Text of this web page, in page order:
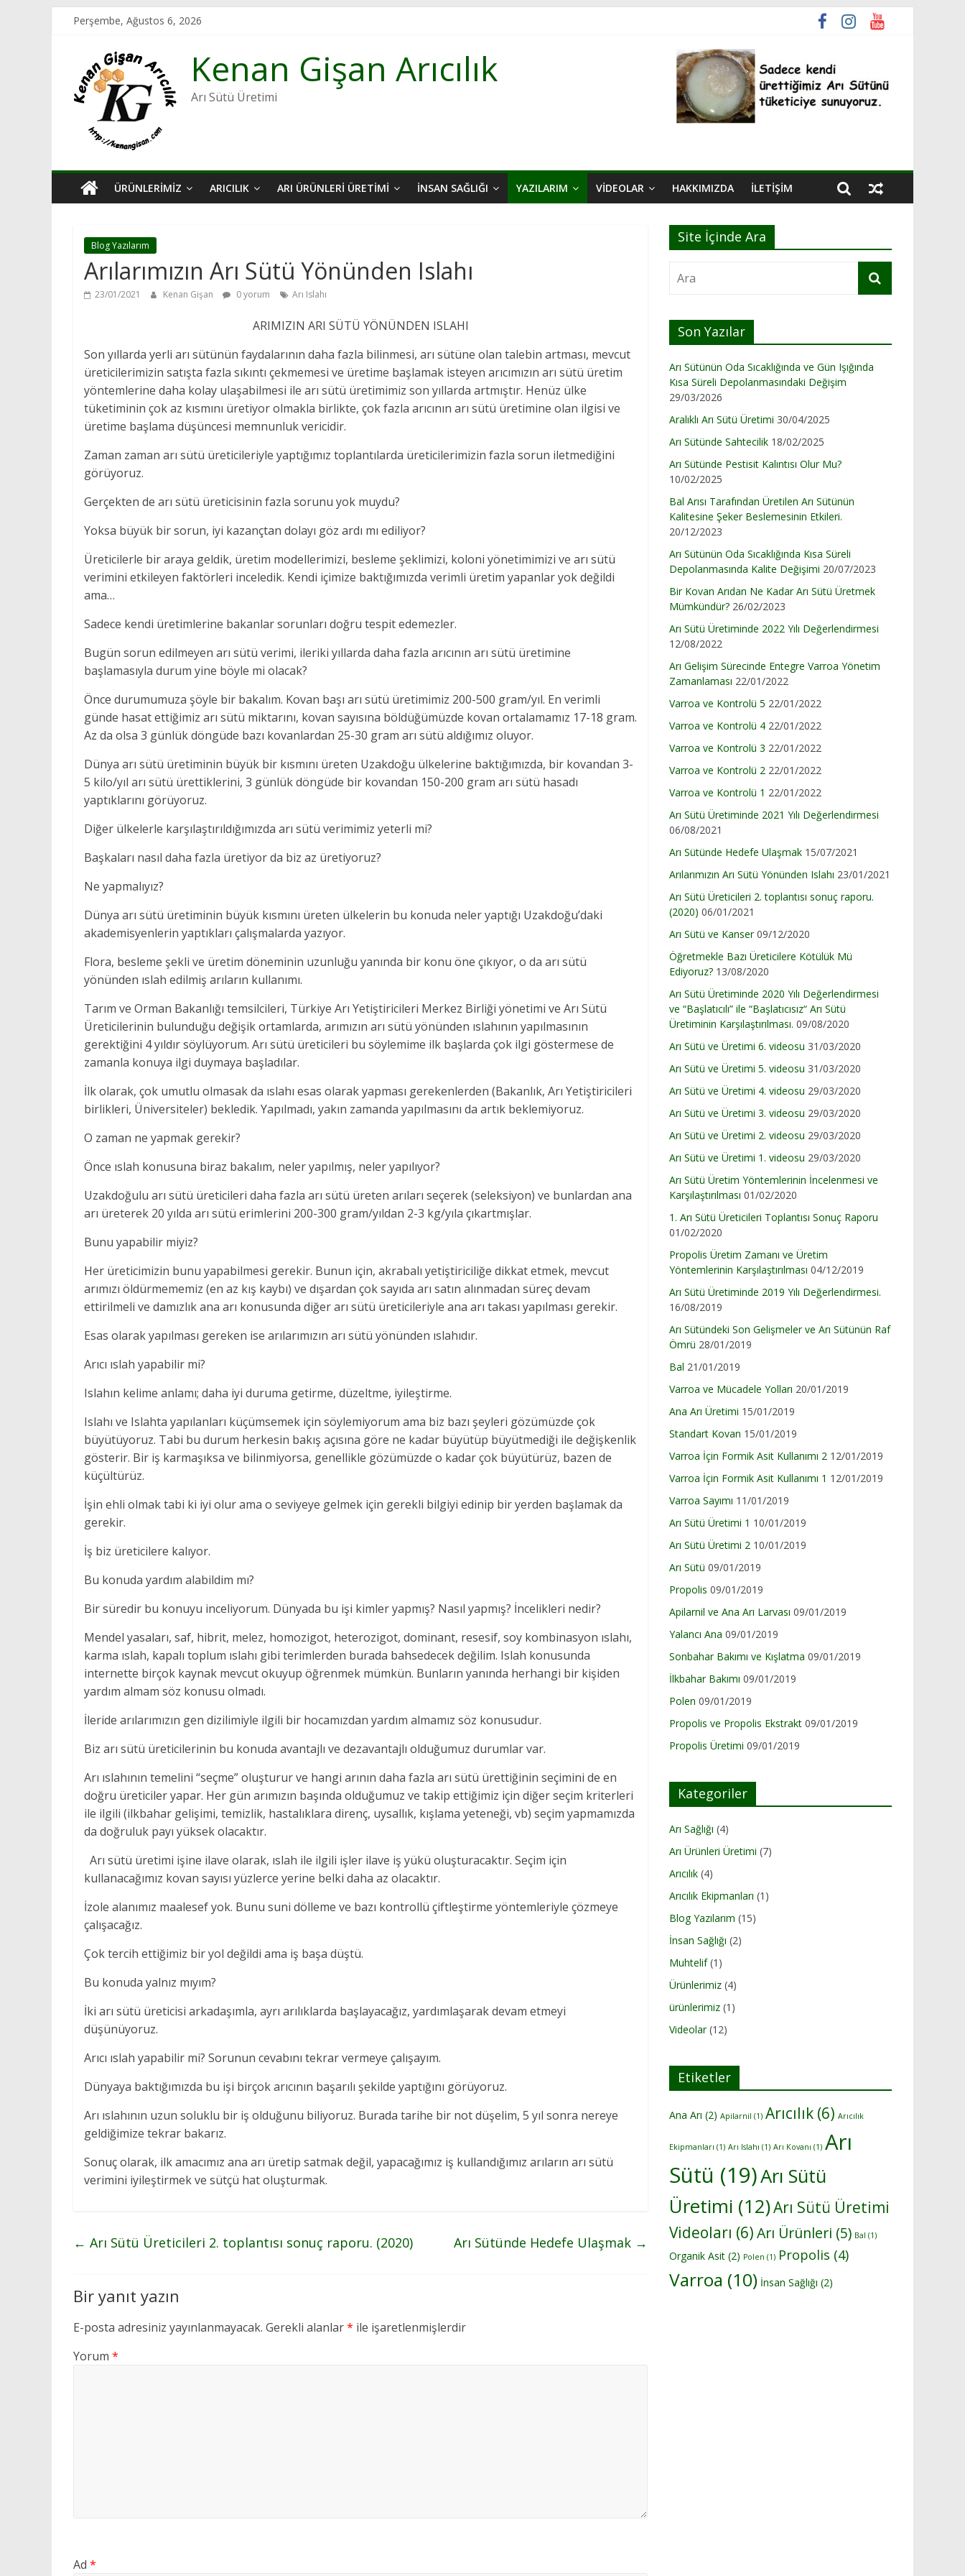
Perşembe, Ağustos 6, 2026
Kenan Gişan Arıcılık
Arı Sütü Üretimi
ÜRÜNLERIMIZ ARICILIK ARI ÜRÜNLERI ÜRETIMI İNSAN SAĞLIĞI YAZILARIM VIDEOLAR HAKKIMIZDA İLETIŞIM
Blog Yazılarım
Arılarımızın Arı Sütü Yönünden Islahı
23/01/2021 Kenan Gişan 0 yorum Arı Islahı
ARIMIZIN ARI SÜTÜ YÖNÜNDEN ISLAHI
Son yıllarda yerli arı sütünün faydalarının daha fazla bilinmesi, arı sütüne olan talebin artması, mevcut
üreticilerimizin satışta fazla sıkıntı çekmemesi ve üretime başlamak isteyen arıcımızın arı sütü üretim
yöntemlerine daha kolay ulaşabilmesi ile arı sütü üretimimiz son yıllarda artmıştır. Henüz ülke
tüketiminin çok az kısmını üretiyor olmakla birlikte, çok fazla arıcının arı sütü üretimine olan ilgisi ve
üretime başlama düşüncesi memnunluk vericidir.
Zaman zaman arı sütü üreticileriyle yaptığımız toplantılarda üreticilerimizin fazla sorun iletmediğini
görüyoruz.
Gerçekten de arı sütü üreticisinin fazla sorunu yok muydu?
Yoksa büyük bir sorun, iyi kazançtan dolayı göz ardı mı ediliyor?
Üreticilerle bir araya geldik, üretim modellerimizi, besleme şeklimizi, koloni yönetimimizi ve arı sütü
verimini etkileyen faktörleri inceledik. Kendi içimize baktığımızda verimli üretim yapanlar yok değildi
ama…
Sadece kendi üretimlerine bakanlar sorunları doğru tespit edemezler.
Bugün sorun edilmeyen arı sütü verimi, ileriki yıllarda daha fazla arıcının arı sütü üretimine
başlamasıyla durum yine böyle mi olacak?
Önce durumumuza şöyle bir bakalım. Kovan başı arı sütü üretimimiz 200-500 gram/yıl. En verimli
günde hasat ettiğimiz arı sütü miktarını, kovan sayısına böldüğümüzde kovan ortalamamız 17-18 gram.
Az da olsa 3 günlük döngüde bazı kovanlardan 25-30 gram arı sütü aldığımız oluyor.
Dünya arı sütü üretiminin büyük bir kısmını üreten Uzakdoğu ülkelerine baktığımızda, bir kovandan 3-
5 kilo/yıl arı sütü ürettiklerini, 3 günlük döngüde bir kovandan 150-200 gram arı sütü hasadı
yaptıklarını görüyoruz.
Diğer ülkelerle karşılaştırıldığımızda arı sütü verimimiz yeterli mi?
Başkaları nasıl daha fazla üretiyor da biz az üretiyoruz?
Ne yapmalıyız?
Dünya arı sütü üretiminin büyük kısmını üreten ülkelerin bu konuda neler yaptığı Uzakdoğu’daki
akademisyenlerin yaptıkları çalışmalarda yazıyor.
Flora, besleme şekli ve üretim döneminin uzunluğu yanında bir konu öne çıkıyor, o da arı sütü
yönünden ıslah edilmiş arıların kullanımı.
Tarım ve Orman Bakanlığı temsilcileri, Türkiye Arı Yetiştiricileri Merkez Birliği yönetimi ve Arı Sütü
Üreticilerinin bulunduğu değişik ortamlarda, arımızın arı sütü yönünden ıslahının yapılmasının
gerektiğini 4 yıldır söylüyorum. Arı sütü üreticileri bu söylemime ilk başlarda çok ilgi göstermese de
zamanla konuya ilgi duymaya başladılar.
İlk olarak, çok umutlu olmasak da ıslahı esas olarak yapması gerekenlerden (Bakanlık, Arı Yetiştiricileri
birlikleri, Üniversiteler) bekledik. Yapılmadı, yakın zamanda yapılmasını da artık beklemiyoruz.
O zaman ne yapmak gerekir?
Önce ıslah konusuna biraz bakalım, neler yapılmış, neler yapılıyor?
Uzakdoğulu arı sütü üreticileri daha fazla arı sütü üreten arıları seçerek (seleksiyon) ve bunlardan ana
arı üreterek 20 yılda arı sütü erimlerini 200-300 gram/yıldan 2-3 kg/yıla çıkartmışlar.
Bunu yapabilir miyiz?
Her üreticimizin bunu yapabilmesi gerekir. Bunun için, akrabalı yetiştiriciliğe dikkat etmek, mevcut
arımızı öldürmememiz (en az kış kaybı) ve dışardan çok sayıda arı satın alınmadan süreç devam
ettirilmeli ve damızlık ana arı konusunda diğer arı sütü üreticileriyle ana arı takası yapılması gerekir.
Esas olarak yapılması gereken ise arılarımızın arı sütü yönünden ıslahıdır.
Arıcı ıslah yapabilir mi?
Islahın kelime anlamı; daha iyi duruma getirme, düzeltme, iyileştirme.
Islahı ve Islahta yapılanları küçümsemek için söylemiyorum ama biz bazı şeyleri gözümüzde çok
büyütüyoruz. Tabi bu durum herkesin bakış açısına göre ne kadar büyütüp büyütmediği ile değişkenlik
gösterir. Bir iş karmaşıksa ve bilinmiyorsa, genellikle gözümüzde o kadar çok büyütürüz, bazen de
küçültürüz.
İşin ehli olmak tabi ki iyi olur ama o seviyeye gelmek için gerekli bilgiyi edinip bir yerden başlamak da
gerekir.
İş biz üreticilere kalıyor.
Bu konuda yardım alabildim mı?
Bir süredir bu konuyu inceliyorum. Dünyada bu işi kimler yapmış? Nasıl yapmış? İncelikleri nedir?
Mendel yasaları, saf, hibrit, melez, homozigot, heterozigot, dominant, resesif, soy kombinasyon ıslahı,
karma ıslah, kapalı toplum ıslahı gibi terimlerden burada bahsedecek değilim. Islah konusunda
internette birçok kaynak mevcut okuyup öğrenmek mümkün. Bunların yanında herhangi bir kişiden
yardım almam söz konusu olmadı.
İleride arılarımızın gen dizilimiyle ilgili bir hocamızdan yardım almamız söz konusudur.
Biz arı sütü üreticilerinin bu konuda avantajlı ve dezavantajlı olduğumuz durumlar var.
Arı ıslahının temelini “seçme” oluşturur ve hangi arının daha fazla arı sütü ürettiğinin seçimini de en
doğru üreticiler yapar. Her gün arımızın başında olduğumuz ve takip ettiğimiz için diğer seçim kriterleri
ile ilgili (ilkbahar gelişimi, temizlik, hastalıklara direnç, uysallık, kışlama yeteneği, vb) seçim yapmamızda
da doğruluk payı yüksek olacaktır.
Arı sütü üretimi işine ilave olarak, ıslah ile ilgili işler ilave iş yükü oluşturacaktır. Seçim için
kullanacağımız kovan sayısı yüzlerce yerine belki daha az olacaktır.
İzole alanımız maalesef yok. Bunu suni dölleme ve bazı kontrollü çiftleştirme yöntemleriyle çözmeye
çalışacağız.
Çok tercih ettiğimiz bir yol değildi ama iş başa düştü.
Bu konuda yalnız mıyım?
İki arı sütü üreticisi arkadaşımla, ayrı arılıklarda başlayacağız, yardımlaşarak devam etmeyi
düşünüyoruz.
Arıcı ıslah yapabilir mi? Sorunun cevabını tekrar vermeye çalışayım.
Dünyaya baktığımızda bu işi birçok arıcının başarılı şekilde yaptığını görüyoruz.
Arı ıslahının uzun soluklu bir iş olduğunu biliyoruz. Burada tarihe bir not düşelim, 5 yıl sonra nereye
geldiğimize tekrar bakarız.
Sonuç olarak, ilk amacımız ana arı üretip satmak değil, yapacağımız iş kullandığımız arıların arı sütü
verimini iyileştirmek ve sütçü hat oluşturmak.
← Arı Sütü Üreticileri 2. toplantısı sonuç raporu. (2020) Arı Sütünde Hedefe Ulaşmak →
Bir yanıt yazın
E-posta adresiniz yayınlanmayacak. Gerekli alanlar* ile işaretlenmişlerdir
Yorum *
Ad *
Site İçinde Ara
Son Yazılar
Arı Sütünün Oda Sıcaklığında ve Gün Işığında
Kısa Süreli Depolanmasındaki Değişim
29/03/2026
Aralıklı Arı Sütü Üretimi 30/04/2025
Arı Sütünde Sahtecilik 18/02/2025
Arı Sütünde Pestisit Kalıntısı Olur Mu?
10/02/2025
Bal Arısı Tarafından Üretilen Arı Sütünün
Kalitesine Şeker Beslemesinin Etkileri.
20/12/2023
Arı Sütünün Oda Sıcaklığında Kısa Süreli
Depolanmasında Kalite Değişimi 20/07/2023
Bir Kovan Arıdan Ne Kadar Arı Sütü Üretmek
Mümkündür? 26/02/2023
Arı Sütü Üretiminde 2022 Yılı Değerlendirmesi
12/08/2022
Arı Gelişim Sürecinde Entegre Varroa Yönetim
Zamanlaması 22/01/2022
Varroa ve Kontrolü 5 22/01/2022
Varroa ve Kontrolü 4 22/01/2022
Varroa ve Kontrolü 3 22/01/2022
Varroa ve Kontrolü 2 22/01/2022
Varroa ve Kontrolü 1 22/01/2022
Arı Sütü Üretiminde 2021 Yılı Değerlendirmesi
06/08/2021
Arı Sütünde Hedefe Ulaşmak 15/07/2021
Arılarımızın Arı Sütü Yönünden Islahı 23/01/2021
Arı Sütü Üreticileri 2. toplantısı sonuç raporu.
(2020) 06/01/2021
Arı Sütü ve Kanser 09/12/2020
Öğretmekle Bazı Üreticilere Kötülük Mü
Ediyoruz? 13/08/2020
Arı Sütü Üretiminde 2020 Yılı Değerlendirmesi
ve “Başlatıcılı” ile “Başlatıcısız“ Arı Sütü
Üretiminin Karşılaştırılması. 09/08/2020
Arı Sütü ve Üretimi 6. videosu 31/03/2020
Arı Sütü ve Üretimi 5. videosu 31/03/2020
Arı Sütü ve Üretimi 4. videosu 29/03/2020
Arı Sütü ve Üretimi 3. videosu 29/03/2020
Arı Sütü ve Üretimi 2. videosu 29/03/2020
Arı Sütü ve Üretimi 1. videosu 29/03/2020
Arı Sütü Üretim Yöntemlerinin İncelenmesi ve
Karşılaştırılması 01/02/2020
1. Arı Sütü Üreticileri Toplantısı Sonuç Raporu
01/02/2020
Propolis Üretim Zamanı ve Üretim
Yöntemlerinin Karşılaştırılması 04/12/2019
Arı Sütü Üretiminde 2019 Yılı Değerlendirmesi.
16/08/2019
Arı Sütündeki Son Gelişmeler ve Arı Sütünün Raf
Ömrü 28/01/2019
Bal 21/01/2019
Varroa ve Mücadele Yolları 20/01/2019
Ana Arı Üretimi 15/01/2019
Standart Kovan 15/01/2019
Varroa İçin Formik Asit Kullanımı 2 12/01/2019
Varroa İçin Formik Asit Kullanımı 1 12/01/2019
Varroa Sayımı 11/01/2019
Arı Sütü Üretimi 1 10/01/2019
Arı Sütü Üretimi 2 10/01/2019
Arı Sütü 09/01/2019
Propolis 09/01/2019
Apilarnil ve Ana Arı Larvası 09/01/2019
Yalancı Ana 09/01/2019
Sonbahar Bakımı ve Kışlatma 09/01/2019
İlkbahar Bakımı 09/01/2019
Polen 09/01/2019
Propolis ve Propolis Ekstrakt 09/01/2019
Propolis Üretimi 09/01/2019
Kategoriler
Arı Sağlığı (4)
Arı Ürünleri Üretimi (7)
Arıcılık (4)
Arıcılık Ekipmanları (1)
Blog Yazılarım (15)
İnsan Sağlığı (2)
Muhtelif(1)
Ürünlerimiz (4)
ürünlerimiz (1)
Videolar(12)
Etiketler
Ana Arı (2) Apilarnil (1) Arıcılık (6) Arıcılık
Ekipmanları (1) Arı Islahı (1) Arı Kovanı (1) Arı
Sütü (19)Arı Sütü
Üretimi (12)Arı Sütü Üretimi
Videoları (6)Arı Ürünleri (5) Bal (1)
Organik Asit (2) Polen (1) Propolis (4)
Varroa (10) İnsan Sağlığı (2)